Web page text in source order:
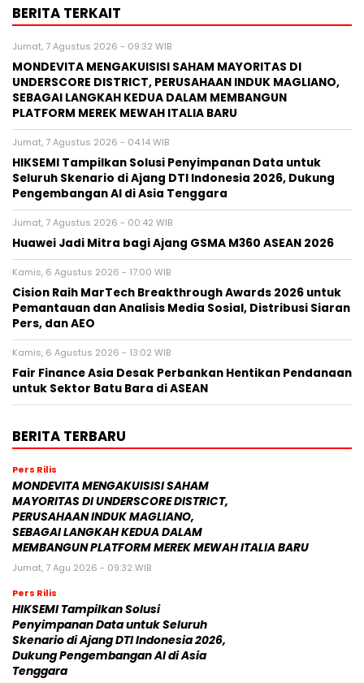
BERITA TERKAIT
Jumat, 7 Agustus 2026 - 09:32 WIB
MONDEVITA MENGAKUISISI SAHAM MAYORITAS DI
UNDERSCORE DISTRICT, PERUSAHAAN INDUK MAGLIANO,
SEBAGAI LANGKAH KEDUA DALAM MEMBANGUN
PLATFORM MEREK MEWAH ITALIA BARU
Jumat, 7 Agustus 2026 - 04:14 WIB
HIKSEMI Tampilkan Solusi Penyimpanan Data untuk
Seluruh Skenario di Ajang DTI Indonesia 2026, Dukung
Pengembangan AI di Asia Tenggara
Jumat, 7 Agustus 2026 - 00:42 WIB
Huawei Jadi Mitra bagi Ajang GSMA M360 ASEAN 2026
Kamis, 6 Agustus 2026 - 17:00 WIB
Cision Raih MarTech Breakthrough Awards 2026 untuk
Pemantauan dan Analisis Media Sosial, Distribusi Siaran
Pers, dan AEO
Kamis, 6 Agustus 2026 - 13:02 WIB
Fair Finance Asia Desak Perbankan Hentikan Pendanaan
untuk Sektor Batu Bara di ASEAN
BERITA TERBARU
Pers Rilis
MONDEVITA MENGAKUISISI SAHAM
MAYORITAS DI UNDERSCORE DISTRICT,
PERUSAHAAN INDUK MAGLIANO,
SEBAGAI LANGKAH KEDUA DALAM
MEMBANGUN PLATFORM MEREK MEWAH ITALIA BARU
Jumat, 7 Agu 2026 - 09:32 WIB
Pers Rilis
HIKSEMI Tampilkan Solusi
Penyimpanan Data untuk Seluruh
Skenario di Ajang DTI Indonesia 2026,
Dukung Pengembangan AI di Asia
Tenggara